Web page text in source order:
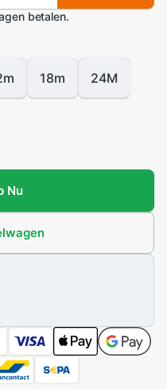
betalen.
18m 24M
Nu